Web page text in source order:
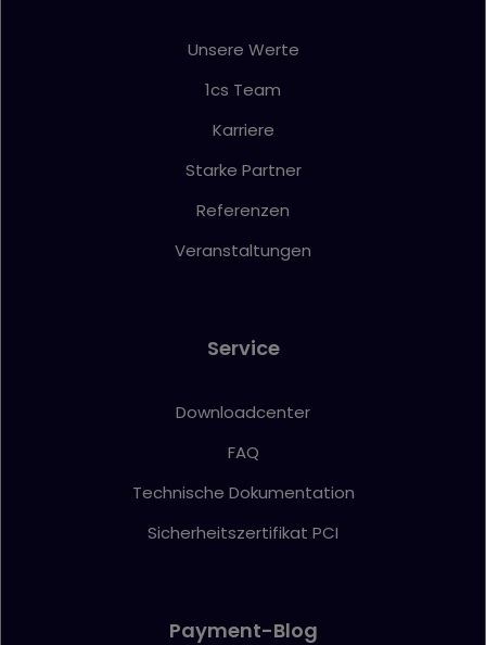
Unsere Werte
1cs Team
Karriere
Starke Partner
Referenzen
Veranstaltungen
Service
Downloadcenter
FAQ
Technische Dokumentation
Sicherheitszertifikat PCI
Payment-Blog